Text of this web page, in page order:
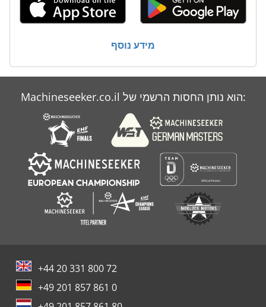
מידע נוסף
Machineseeker.co.il הוא נותן החסות הרשמי של:
+44 20 331 800 72
+49 201 857 861 0